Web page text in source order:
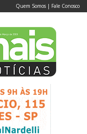
Quem Somos | Fale Conosco